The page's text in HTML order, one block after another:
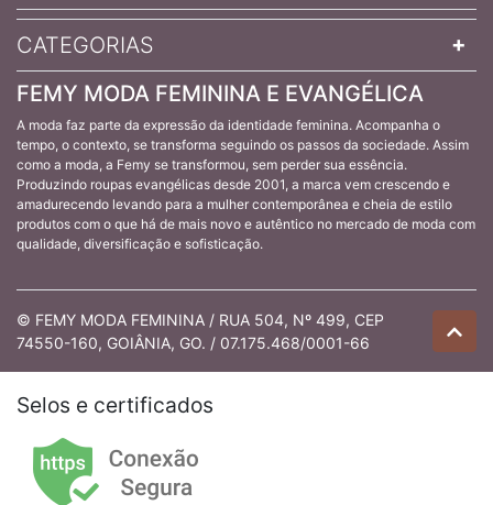
CATEGORIAS
FEMY MODA FEMININA E EVANGÉLICA
A moda faz parte da expressão da identidade feminina. Acompanha o
tempo, o contexto, se transforma seguindo os passos da sociedade. Assim
como a moda, a Femy se transformou, sem perder sua essência.
Produzindo roupas evangélicas desde 2001, a marca vem crescendo e
amadurecendo levando para a mulher contemporânea e cheia de estilo
produtos com o que há de mais novo e autêntico no mercado de moda com
qualidade, diversificação e sofisticação.
© FEMY MODA FEMININA / RUA 504, Nº 499, CEP
74550-160, GOIÂNIA, GO. / 07.175.468/0001-66
Selos e certificados